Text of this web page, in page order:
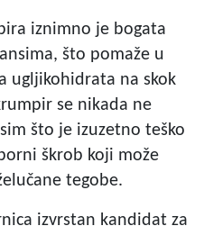
iznimno je bogata
što pomaže u
ugljikohidrata na skok
se nikada ne
što je izuzetno teško
škrob koji može
tegobe.
izvrstan kandidat za